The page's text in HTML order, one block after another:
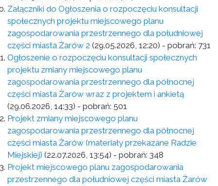
Załączniki do Ogłoszenia o rozpoczęciu konsultacji
społecznych projektu miejscowego planu
zagospodarowania przestrzennego dla południowej
części miasta Żarów 2 (29.05.2026, 12:20) - pobrań: 731
Ogłoszenie o rozpoczęciu konsultacji społecznych
projektu zmiany miejscowego planu
zagospodarowania przestrzennego dla północnej
części miasta Żarów wraz z projektem i ankietą
(29.06.2026, 14:33) - pobrań: 501
Projekt zmiany miejscowego planu
zagospodarowania przestrzennego dla północnej
części miasta Żarów (materiały przekazane Radzie
Miejskiej) (22.07.2026, 13:54) - pobrań: 348
Projekt miejscowego planu zagospodarowania
przestrzennego dla południowej części miasta Żarów